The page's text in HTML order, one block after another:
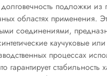
подложки
областях применения.
соединениями,
каучуковые
процессах